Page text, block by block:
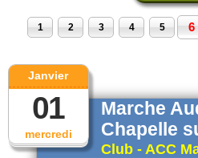
1 2 3 4 5 6
mercredi
Janvier
01
Marche
Chapelle
Club - ACC